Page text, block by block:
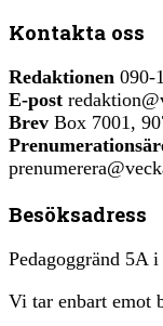
Kontakta oss
Redaktionen 090-
E-post
Brev Box 7001,
Besöksadress
Pedagoggränd 5A i
Vi tar enbart emot